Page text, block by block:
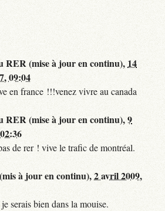
RER (mise à jour en continu), 14
09:04
en france !!!venez vivre au canada
RER (mise à jour en continu),9
de rer ! vive le trafic de montréal.
à jour en continu),2 avril 2009,
serais bien dans la mouise.